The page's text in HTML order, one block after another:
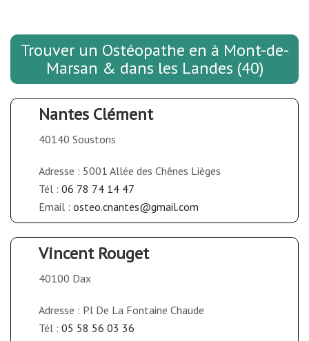
Trouver un Ostéopathe en à Mont-de-
Marsan & dans les Landes (40)
Nantes Clément
40140 Soustons
Adresse : 5001 Allée des Chênes Lièges
Tél : 06 78 74 14 47
Email : osteo.cnantes@gmail.com
Vincent Rouget
40100 Dax
Adresse : Pl De La Fontaine Chaude
Tél : 05 58 56 03 36